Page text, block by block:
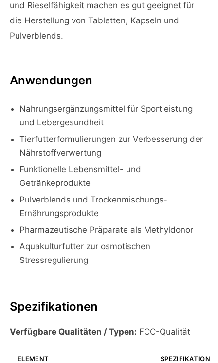
und Rieselfähigkeit machen es gut geeignet für
die Herstellung von Tabletten, Kapseln und
Pulverblends.
Anwendungen
Nahrungsergänzungsmittel für Sportleistung
und Lebergesundheit
Tierfutterformulierungen zur Verbesserung der
Nährstoffverwertung
Funktionelle Lebensmittel- und
Getränkeprodukte
Pulverblends und Trockenmischungs-
Ernährungsprodukte
Pharmazeutische Präparate als Methyldonor
Aquakulturfutter zur osmotischen
Stressregulierung
Spezifikationen
Verfügbare Qualitäten / Typen: FCC-Qualität
ELEMENT SPEZIFIKATION